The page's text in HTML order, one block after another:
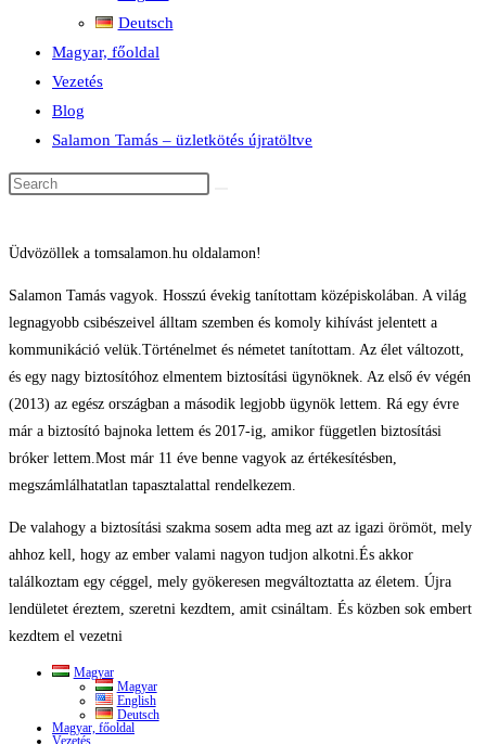
Deutsch
Magyar, főoldal
Vezetés
Blog
Salamon Tamás – üzletkötés újratöltve
Üdvözöllek a tomsalamon.hu oldalamon!
Salamon Tamás vagyok. Hosszú évekig tanítottam középiskolában. A világ
legnagyobb csibészeivel álltam szemben és komoly kihívást jelentett a
kommunikáció velük.Történelmet és németet tanítottam. Az élet változott,
és egy nagy biztosítóhoz elmentem biztosítási ügynöknek. Az első év végén
(2013) az egész országban a második legjobb ügynök lettem. Rá egy évre
már a biztosító bajnoka lettem és 2017-ig, amikor független biztosítási
bróker lettem.Most már 11 éve benne vagyok az értékesítésben,
megszámlálhatatlan tapasztalattal rendelkezem.
De valahogy a biztosítási szakma sosem adta meg azt az igazi örömöt, mely
ahhoz kell, hogy az ember valami nagyon tudjon alkotni.És akkor
találkoztam egy céggel, mely gyökeresen megváltoztatta az életem. Újra
lendületet éreztem, szeretni kezdtem, amit csináltam. És közben sok embert
kezdtem el vezetni
Magyar
Magyar
English
Deutsch
Magyar, főoldal
Vezetés